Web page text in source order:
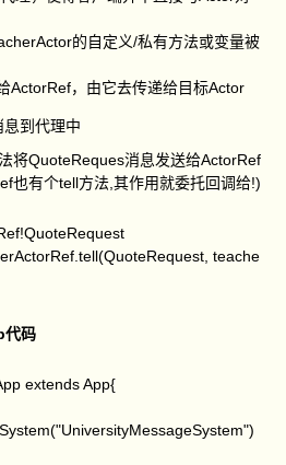
的自定义/私有方法或变量被
ActorRef，由它去传递给目标Actor
到代理中
将QuoteReques消息发送给ActorRef
也有个tell方法,其作用就委托回调给!)
teache
码
extends App{